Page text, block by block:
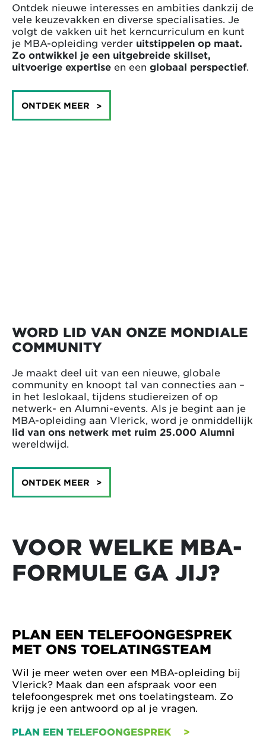
Ontdek nieuwe interesses en ambities dankzij de
vele keuzevakken en diverse specialisaties. Je
volgt de vakken uit het kerncurriculum en kunt
je MBA-opleiding verder uitstippelen op maat.
Zo ontwikkel je een uitgebreide skillset,
uitvoerige expertise en een globaal perspectief.
ONTDEK MEER
WORD LID VAN ONZE MONDIALE
COMMUNITY
Je maakt deel uit van een nieuwe, globale
community en knoopt tal van connecties aan –
in het leslokaal, tijdens studiereizen of op
netwerk- en Alumni-events. Als je begint aan je
MBA-opleiding aan Vlerick, word je onmiddellijk
lid van ons netwerk met ruim 25.000 Alumni
wereldwijd.
ONTDEK MEER
VOOR WELKE MBA-
FORMULE GA JIJ?
PLAN EEN TELEFOONGESPREK
MET ONS TOELATINGSTEAM
Wil je meer weten over een MBA-opleiding bij
Vlerick? Maak dan een afspraak voor een
telefoongesprek met ons toelatingsteam. Zo
krijg je een antwoord op al je vragen.
PLAN EEN TELEFOONGESPREK